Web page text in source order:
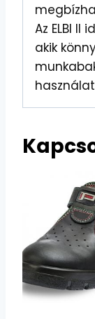
Az ELBI
akik